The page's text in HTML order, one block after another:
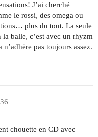
J’ai cherché
le rossi, des omega ou
plus du tout. La seule
balle, c’est avec un rhyzm
pas toujours assez.
chouette en CD avec